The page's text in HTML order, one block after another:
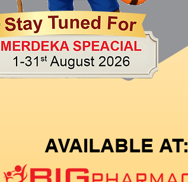
AVAILABLE AT: